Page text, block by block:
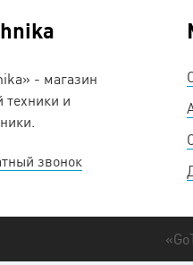
- магазин
техники и
звонок